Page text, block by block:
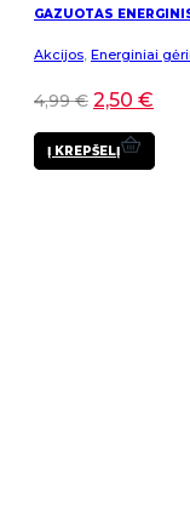
GAZUOTAS
Akcijos, Energiniai
4,99€ 2,50 €
Į KREPŠELĮ